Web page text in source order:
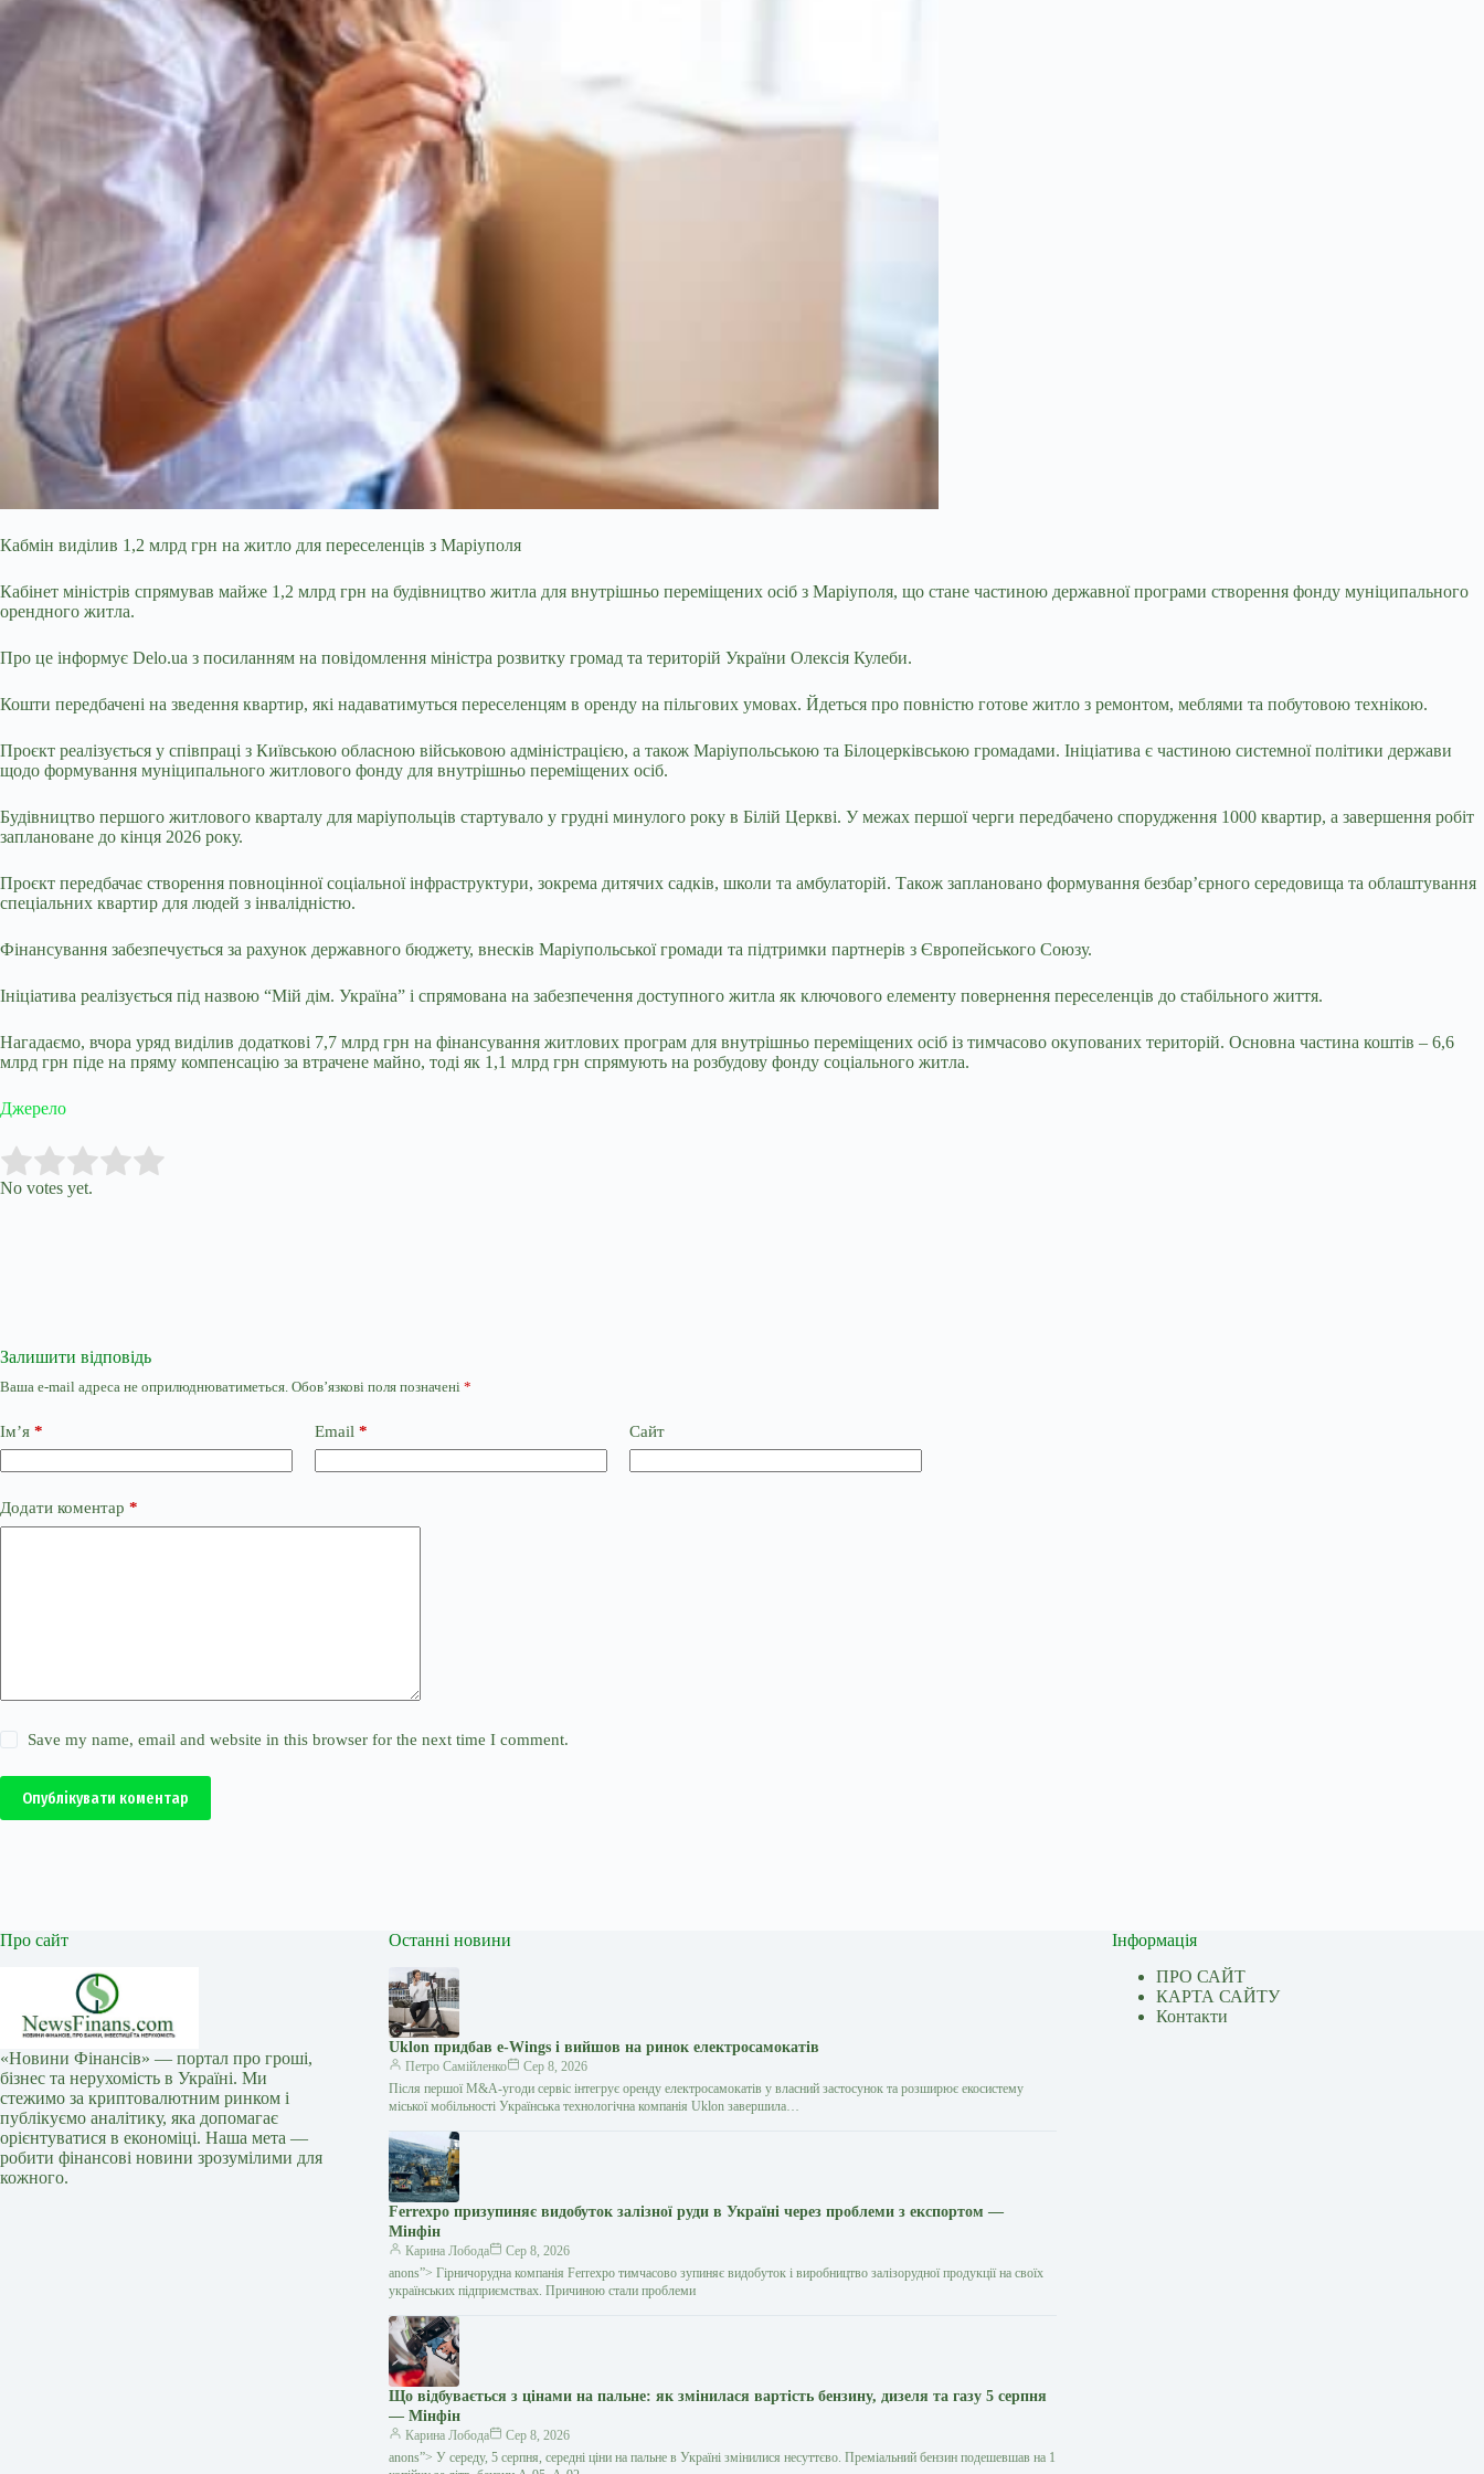
Кабмін виділив 1,2 млрд грн на житло для переселенців з Маріуполя
Кабінет міністрів спрямував майже 1,2 млрд грн на будівництво житла для внутрішньо переміщених осіб з Маріуполя, що стане частиною державної програми створення фонду муніципального
орендного житла.
Про це інформує Delo.ua з посиланням на повідомлення міністра розвитку громад та територій України Олексія Кулеби.
Кошти передбачені на зведення квартир, які надаватимуться переселенцям в оренду на пільгових умовах. Йдеться про повністю готове житло з ремонтом, меблями та побутовою технікою.
Проєкт реалізується у співпраці з Київською обласною військовою адміністрацією, а також Маріупольською та Білоцерківською громадами. Ініціатива є частиною системної політики держави
щодо формування муніципального житлового фонду для внутрішньо переміщених осіб.
Будівництво першого житлового кварталу для маріупольців стартувало у грудні минулого року в Білій Церкві. У межах першої черги передбачено спорудження 1000 квартир, а завершення робіт
заплановане до кінця 2026 року.
Проєкт передбачає створення повноцінної соціальної інфраструктури, зокрема дитячих садків, школи та амбулаторій. Також заплановано формування безбар’єрного середовища та облаштування
спеціальних квартир для людей з інвалідністю.
Фінансування забезпечується за рахунок державного бюджету, внесків Маріупольської громади та підтримки партнерів з Європейського Союзу.
Ініціатива реалізується під назвою “Мій дім. Україна” і спрямована на забезпечення доступного житла як ключового елементу повернення переселенців до стабільного життя.
Нагадаємо, вчора уряд виділив додаткові 7,7 млрд грн на фінансування житлових програм для внутрішньо переміщених осіб із тимчасово окупованих територій. Основна частина коштів – 6,6
млрд грн піде на пряму компенсацію за втрачене майно, тоді як 1,1 млрд грн спрямують на розбудову фонду соціального житла.
Джерело
Rate this item:
No votes yet.
Залишити відповідь
Ваша e-mail адреса не оприлюднюватиметься. Обов’язкові поля позначені *
Ім’я * Email * Сайт
Додати коментар *
Save my name, email and website in this browser for the next time I comment.
Опублікувати коментар
Про сайт
«Новини Фінансів» — портал про гроші,
бізнес та нерухомість в Україні. Ми
стежимо за криптовалютним ринком і
публікуємо аналітику, яка допомагає
орієнтуватися в економіці. Наша мета —
робити фінансові новини зрозумілими для
кожного.
Останні новини
Uklon придбав e-Wings і вийшов на ринок електросамокатів
Петро Самійленко
Сер 8, 2026
Після першої M&A-угоди сервіс інтегрує оренду електросамокатів у власний застосунок та розширює екосистему
міської мобільності Українська технологічна компанія Uklon завершила…
Ferrexpo призупиняє видобуток залізної руди в Україні через проблеми з експортом —
Мінфін
Карина Лобода
Сер 8, 2026
anons”> Гірничорудна компанія Ferrexpo тимчасово зупиняє видобуток і виробництво залізорудної продукції на своїх
українських підприємствах. Причиною стали проблеми
Що відбувається з цінами на пальне: як змінилася вартість бензину, дизеля та газу 5 серпня
— Мінфін
Карина Лобода
Сер 8, 2026
anons”> У середу, 5 серпня, середні ціни на пальне в Україні змінилися несуттєво. Преміальний бензин подешевшав на 1
Інформація
ПРО САЙТ
КАРТА САЙТУ
Контакти